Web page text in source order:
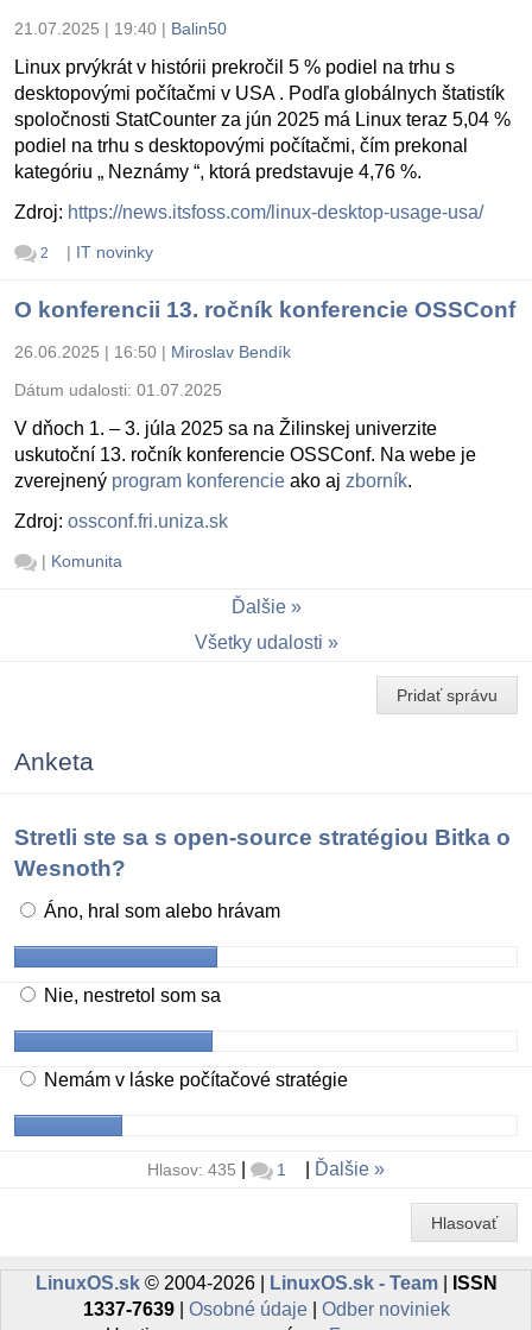
21.07.2025 | 19:40 | Balin50
Linux prvýkrát v histórii prekročil 5 % podiel na trhu s
desktopovými počítačmi v USA . Podľa globálnych štatistík
spoločnosti StatCounter za jún 2025 má Linux teraz 5,04 %
podiel na trhu s desktopovými počítačmi, čím prekonal
kategóriu „ Neznámy “, ktorá predstavuje 4,76 %.
Zdroj: https://news.itsfoss.com/linux-desktop-usage-usa/
2 | IT novinky
O konferencii 13. ročník konferencie OSSConf
26.06.2025 | 16:50 | Miroslav Bendík
Dátum udalosti: 01.07.2025
V dňoch 1. – 3. júla 2025 sa na Žilinskej univerzite
uskutoční 13. ročník konferencie OSSConf. Na webe je
zverejnený program konferencie ako aj zborník.
Zdroj: ossconf.fri.uniza.sk
| Komunita
Ďalšie
Všetky udalosti
Pridať správu
Anketa
Stretli ste sa s open-source stratégiou Bitka o
Wesnoth?
Áno, hral som alebo hrávam
Nie, nestretol som sa
Nemám v láske počítačové stratégie
Hlasov: 435 1 Ďalšie
Hlasovať
LinuxOS.sk© 2004-2026 | LinuxOS.sk - Team|
ISSN
1337-7639| Osobné údaje| Odber noviniek